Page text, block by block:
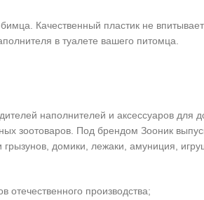
Качественный пластик не
в туалете вашего питомца.
наполнителей и аксессуаров для
зоотоваров. Под брендом Зооник
домики, лежаки, амуниция,
отечественного производства;